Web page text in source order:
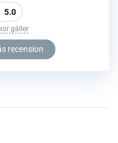
5.0
gäller
recension